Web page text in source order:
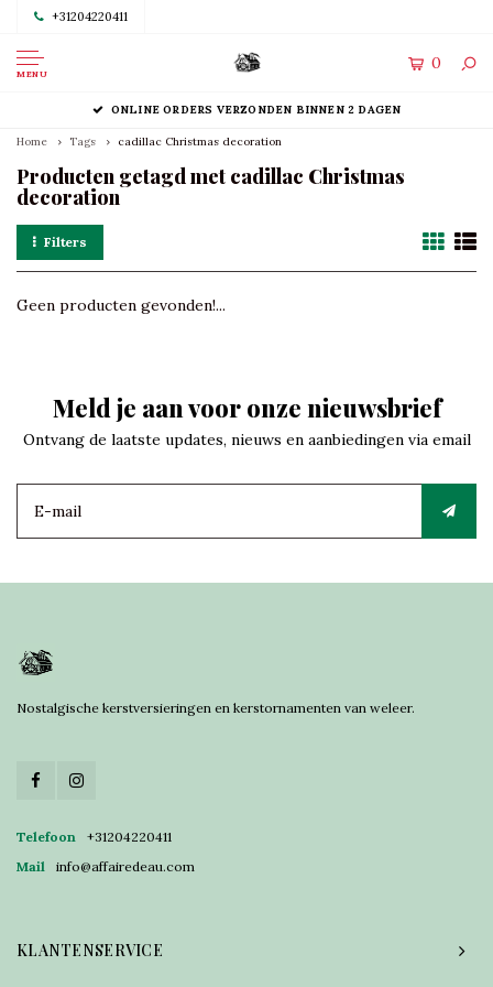
+31204220411
MENU
0
ONLINE ORDERS VERZONDEN BINNEN 2 DAGEN
Home Tags cadillac Christmas decoration
Producten getagd met cadillac Christmas
decoration
Filters
Geen producten gevonden!...
Meld je aan voor onze nieuwsbrief
Ontvang de laatste updates, nieuws en aanbiedingen via email
Nostalgische kerstversieringen en kerstornamenten van weleer.
Telefoon
+31204220411
Mail
info@affairedeau.com
KLANTENSERVICE